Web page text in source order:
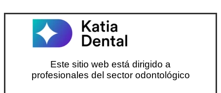
Este sitio web está dirigido a
profesionales del sector odontológico